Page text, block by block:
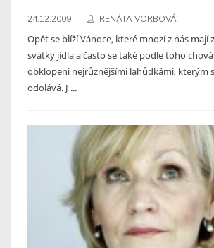
24.12.2009 RENÁTA VORBOVÁ
Opět se blíží Vánoce, které mnozí z nás mají
svátky jídla a často se také podle toho
obklopeni nejrůznějšími lahůdkámi, kterým
odolává. J ...